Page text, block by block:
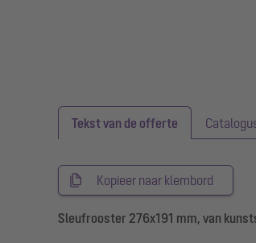
Tekst van de offerte
Kopieer naar klembord
Sleufrooster 276x191 mm, van